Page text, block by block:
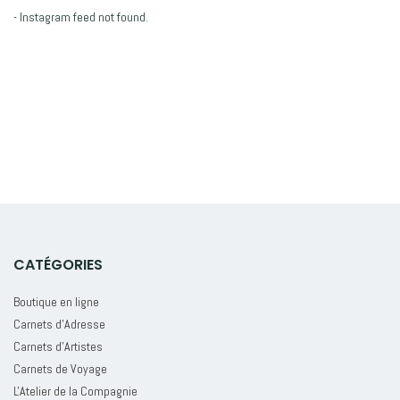
- Instagram feed not found.
CATÉGORIES
Boutique en ligne
Carnets d'Adresse
Carnets d'Artistes
Carnets de Voyage
L'Atelier de la Compagnie